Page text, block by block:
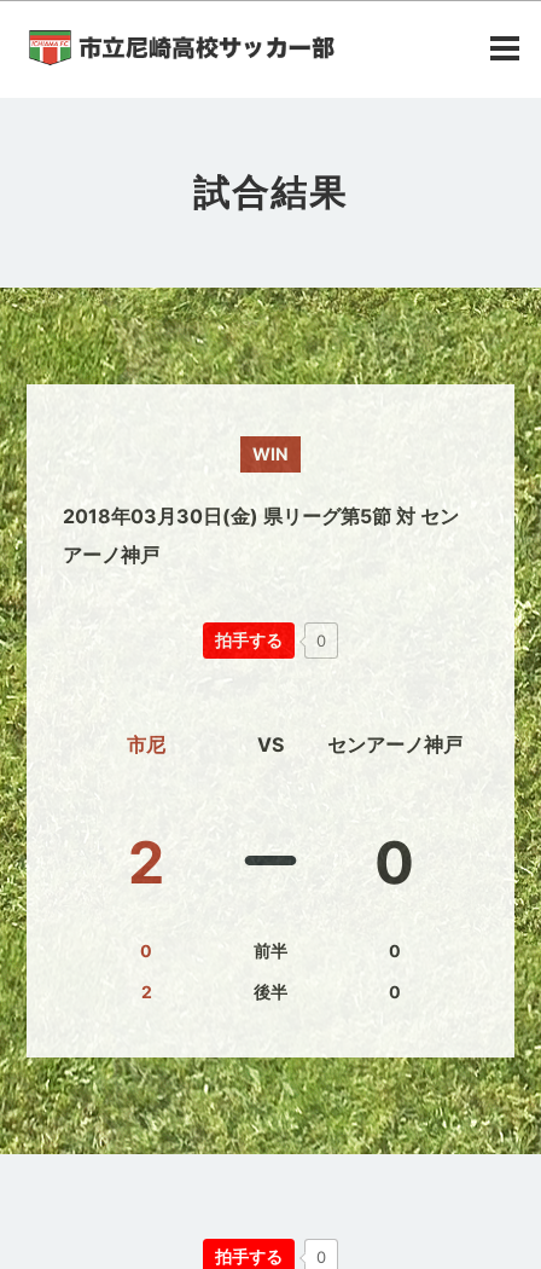
試合結果
WIN
2018年03月30日(金) 県リーグ第5節 対 セン
アーノ神戸
拍手する 0
市尼
2
0
2
VS
前半
後半
センアーノ神戸
0
0
0
拍手する 0